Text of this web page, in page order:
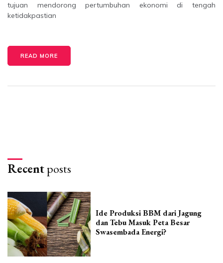
tujuan mendorong pertumbuhan ekonomi di tengah
ketidakpastian
READ MORE
Recentposts
Ide Produksi BBM dari Jagung
dan Tebu Masuk Peta Besar
Swasembada Energi?